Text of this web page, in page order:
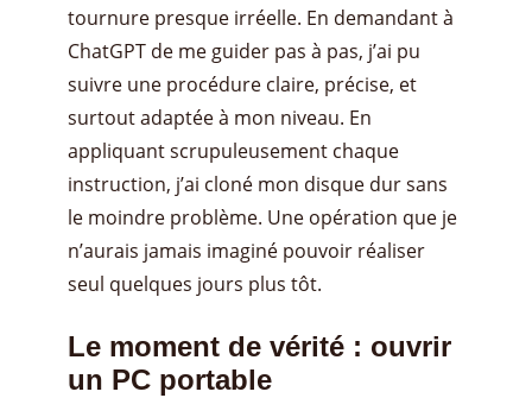
tournure presque irréelle. En demandant à
ChatGPT de me guider pas à pas, j’ai pu
suivre une procédure claire, précise, et
surtout adaptée à mon niveau. En
appliquant scrupuleusement chaque
instruction, j’ai cloné mon disque dur sans
le moindre problème. Une opération que je
n’aurais jamais imaginé pouvoir réaliser
seul quelques jours plus tôt.
Le moment de vérité : ouvrir
un PC portable